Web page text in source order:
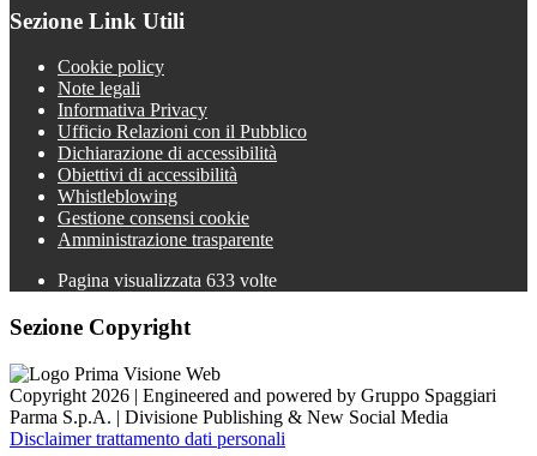
Sezione Link Utili
Cookie policy
Note legali
Informativa Privacy
Ufficio Relazioni con il Pubblico
Dichiarazione di accessibilità
Obiettivi di accessibilità
Whistleblowing
Gestione consensi cookie
Amministrazione trasparente
Pagina visualizzata 633 volte
Sezione Copyright
Copyright 2026 | Engineered and powered by Gruppo Spaggiari
Parma S.p.A. | Divisione Publishing & New Social Media
Disclaimer trattamento dati personali